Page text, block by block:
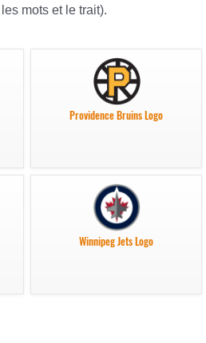
mots et le trait).
Providence Bruins Logo
Winnipeg Jets Logo